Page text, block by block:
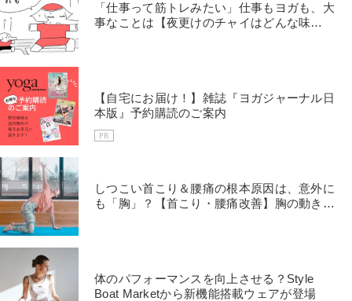
「仕事って筋トレみたい」仕事もヨガも、大
事なことは【夜更けのチャイはどんな味
【自宅にお届け！】雑誌『ヨガジャーナル日
本版』予約購読のご案内
PR
しつこい首こり＆腰痛の根本原因は、意外に
も「胸」？【首こり・腰痛改善】胸の動きを
体のパフォーマンスを向上させる？Style
Boat Marketから新機能搭載ウェアが登場